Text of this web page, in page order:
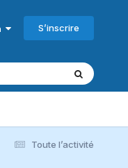
S’inscrire
Toute l’activité